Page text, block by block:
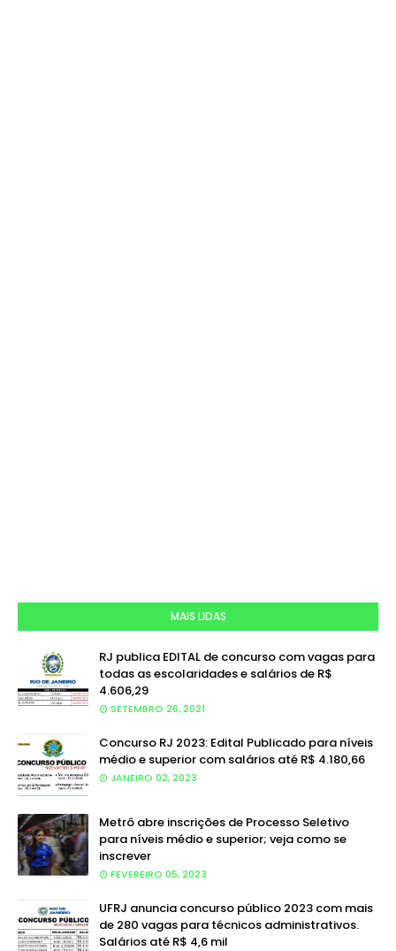
MAIS LIDAS
RJ publica EDITAL de concurso com vagas para
todas as escolaridades e salários de R$
4.606,29
SETEMBRO 26, 2021
Concurso RJ 2023: Edital Publicado para níveis
médio e superior com salários até R$ 4.180,66
JANEIRO 02, 2023
Metrô abre inscrições de Processo Seletivo
para níveis médio e superior; veja como se
inscrever
FEVEREIRO 05, 2023
UFRJ anuncia concurso público 2023 com mais
de 280 vagas para técnicos administrativos.
Salários até R$ 4,6 mil